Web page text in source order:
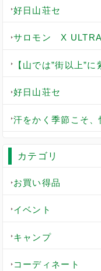
好日山荘セ
サロモン X ULTRA
【山では”街以上”
好日山荘セ
汗をかく季節こそ
カテゴリ
お買い得品
イベント
キャンプ
コーディネート